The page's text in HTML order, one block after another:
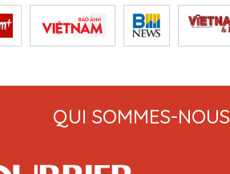
QUI SOMMES-NOUS